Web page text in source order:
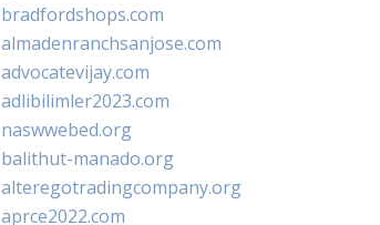
bradfordshops.com
almadenranchsanjose.com
advocatevijay.com
adlibilimler2023.com
naswwebed.org
balithut-manado.org
alteregotradingcompany.org
aprce2022.com